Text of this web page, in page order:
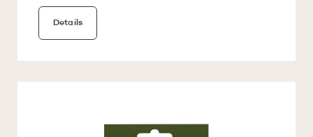
Details